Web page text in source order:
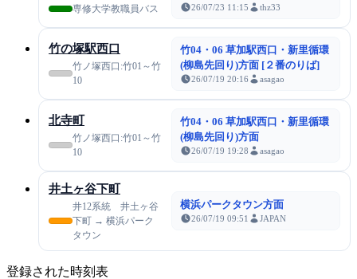
専修大学教職員バス 26/07/23 11:15 thz33
竹の塚駅西口
竹ノ塚西口:竹01～竹
10
竹04・06 草加駅西口・新里循環
(柳島先回り)方面 [２番のりば]
26/07/19 20:16 asagao
北寺町
竹ノ塚西口:竹01～竹
10
竹04・06 草加駅西口・新里循環
(柳島先回り)方面
26/07/19 19:28 asagao
井土ヶ谷下町
井12系統 井土ヶ谷
下町 → 横浜パーク
タウン
横浜パークタウン方面
26/07/19 09:51 JAPAN
登録された時刻表